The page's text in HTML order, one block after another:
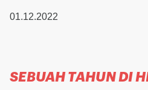
01.12.2022
SEBUAH TAHUN DI